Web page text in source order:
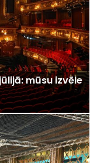
mūsu izvēle